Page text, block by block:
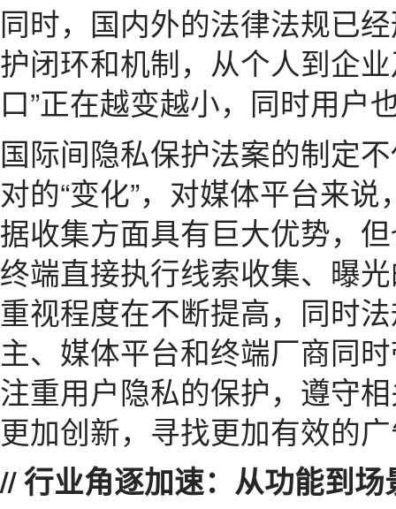
同时，国内外的法律法规已
护闭环和机制，从个人到企
口”正在越变越小，同时用户
国际间隐私保护法案的制定
对的“变化”，对媒体平台来
据收集方面具有巨大优势，
终端直接执行线索收集、曝
重视程度在不断提高，同时
主、媒体平台和终端厂商同
注重用户隐私的保护，遵守
更加创新，寻找更加有效的
// 行业角逐加速：从功能到场